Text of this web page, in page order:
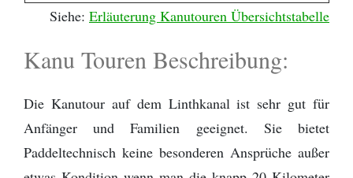
Siehe: Erläuterung Kanutouren Übersichtstabelle
Kanu Touren Beschreibung:
Die Kanutour auf dem Linthkanal ist sehr gut für
Anfänger und Familien geeignet. Sie bietet
Paddeltechnisch keine besonderen Ansprüche außer